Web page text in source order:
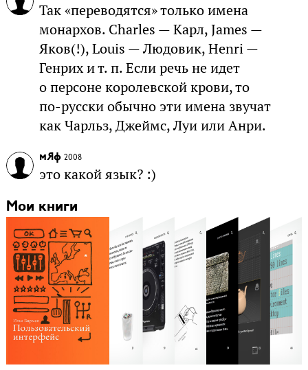
Так «переводятся» только имена
монархов. Charles — Карл, James —
Яков(!), Louis — Людовик, Henri —
Генрих и т. п. Если речь не идет
о персоне королевской крови, то
по-русски обычно эти имена звучат
как Чарльз, Джеймс, Луи или Анри.
мЯф 2008
это какой язык? :)
Мои книги